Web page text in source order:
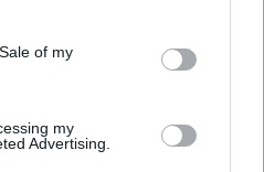
of my
my
Advertising.